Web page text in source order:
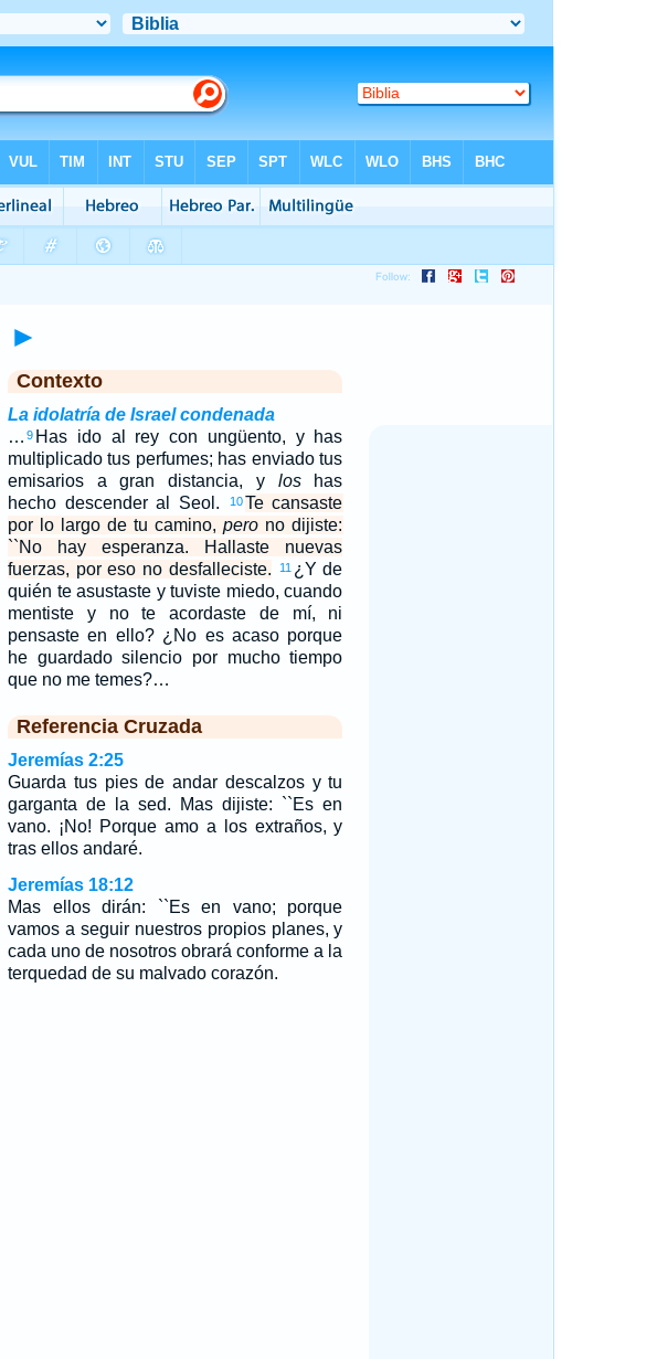
►
Contexto
La idolatría de Israel condenada
… 9 Has ido al rey con ungüento, y has
multiplicado tus perfumes; has enviado tus
emisarios a gran distancia, y loshas
hecho descender al Seol.
10Te cansaste
por lo largo de tu camino,pero no dijiste:
``No hay esperanza. Hallaste nuevas
fuerzas, por eso no desfalleciste.
11 ¿Y de
quién te asustaste y tuviste miedo, cuando
mentiste y no te acordaste de mí, ni
pensaste en ello? ¿No es acaso porque
he guardado silencio por mucho tiempo
que no me temes?…
Referencia Cruzada
Jeremías 2:25
Guarda tus pies de andar descalzos y tu
garganta de la sed. Mas dijiste: ``Es en
vano. ¡No! Porque amo a los extraños, y
tras ellos andaré.
Jeremías 18:12
Mas ellos dirán: ``Es en vano; porque
vamos a seguir nuestros propios planes, y
cada uno de nosotros obrará conforme a la
terquedad de su malvado corazón.